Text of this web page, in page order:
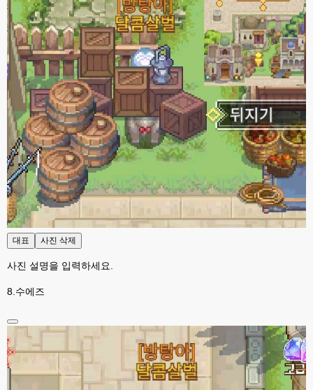
대표 사진 삭제
사진 설명을 입력하세요.
8.수에즈